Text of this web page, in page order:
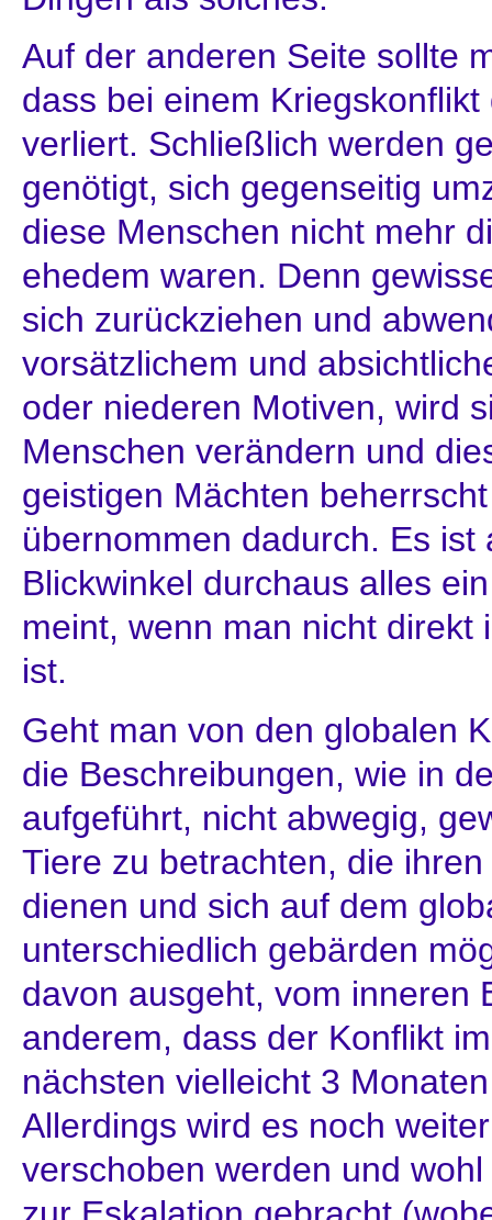
Auf der anderen Seite sollte
dass bei einem
verliert. Schließlich werden
genötigt, sich gegenseitig
diese Menschen nicht mehr
ehedem waren. Denn
sich zurückziehen und
vorsätzlichem und
oder niederen Motiven, wird
Menschen verändern und
geistigen Mächten
übernommen dadurch. Es ist
Blickwinkel durchaus alles
meint, wenn man nicht direkt
ist.
Geht man von den globalen
die Beschreibungen, wie in
aufgeführt, nicht abwegig,
Tiere zu betrachten, die
dienen und sich auf dem
unterschiedlich gebärden
davon ausgeht, vom inneren
anderem, dass der Konflikt
nächsten vielleicht 3
Allerdings wird es noch
verschoben werden und